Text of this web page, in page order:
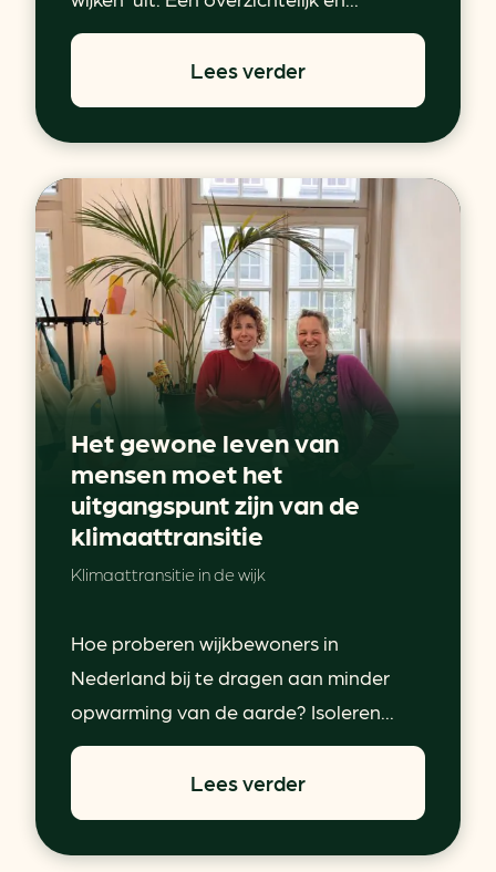
Lees verder
Het gewone leven van
mensen moet het
uitgangspunt zijn van de
klimaattransitie
Klimaattransitie in de wijk
Hoe proberen wijkbewoners in
Nederland bij te dragen aan minder
opwarming van de aarde? Isoleren...
Lees verder